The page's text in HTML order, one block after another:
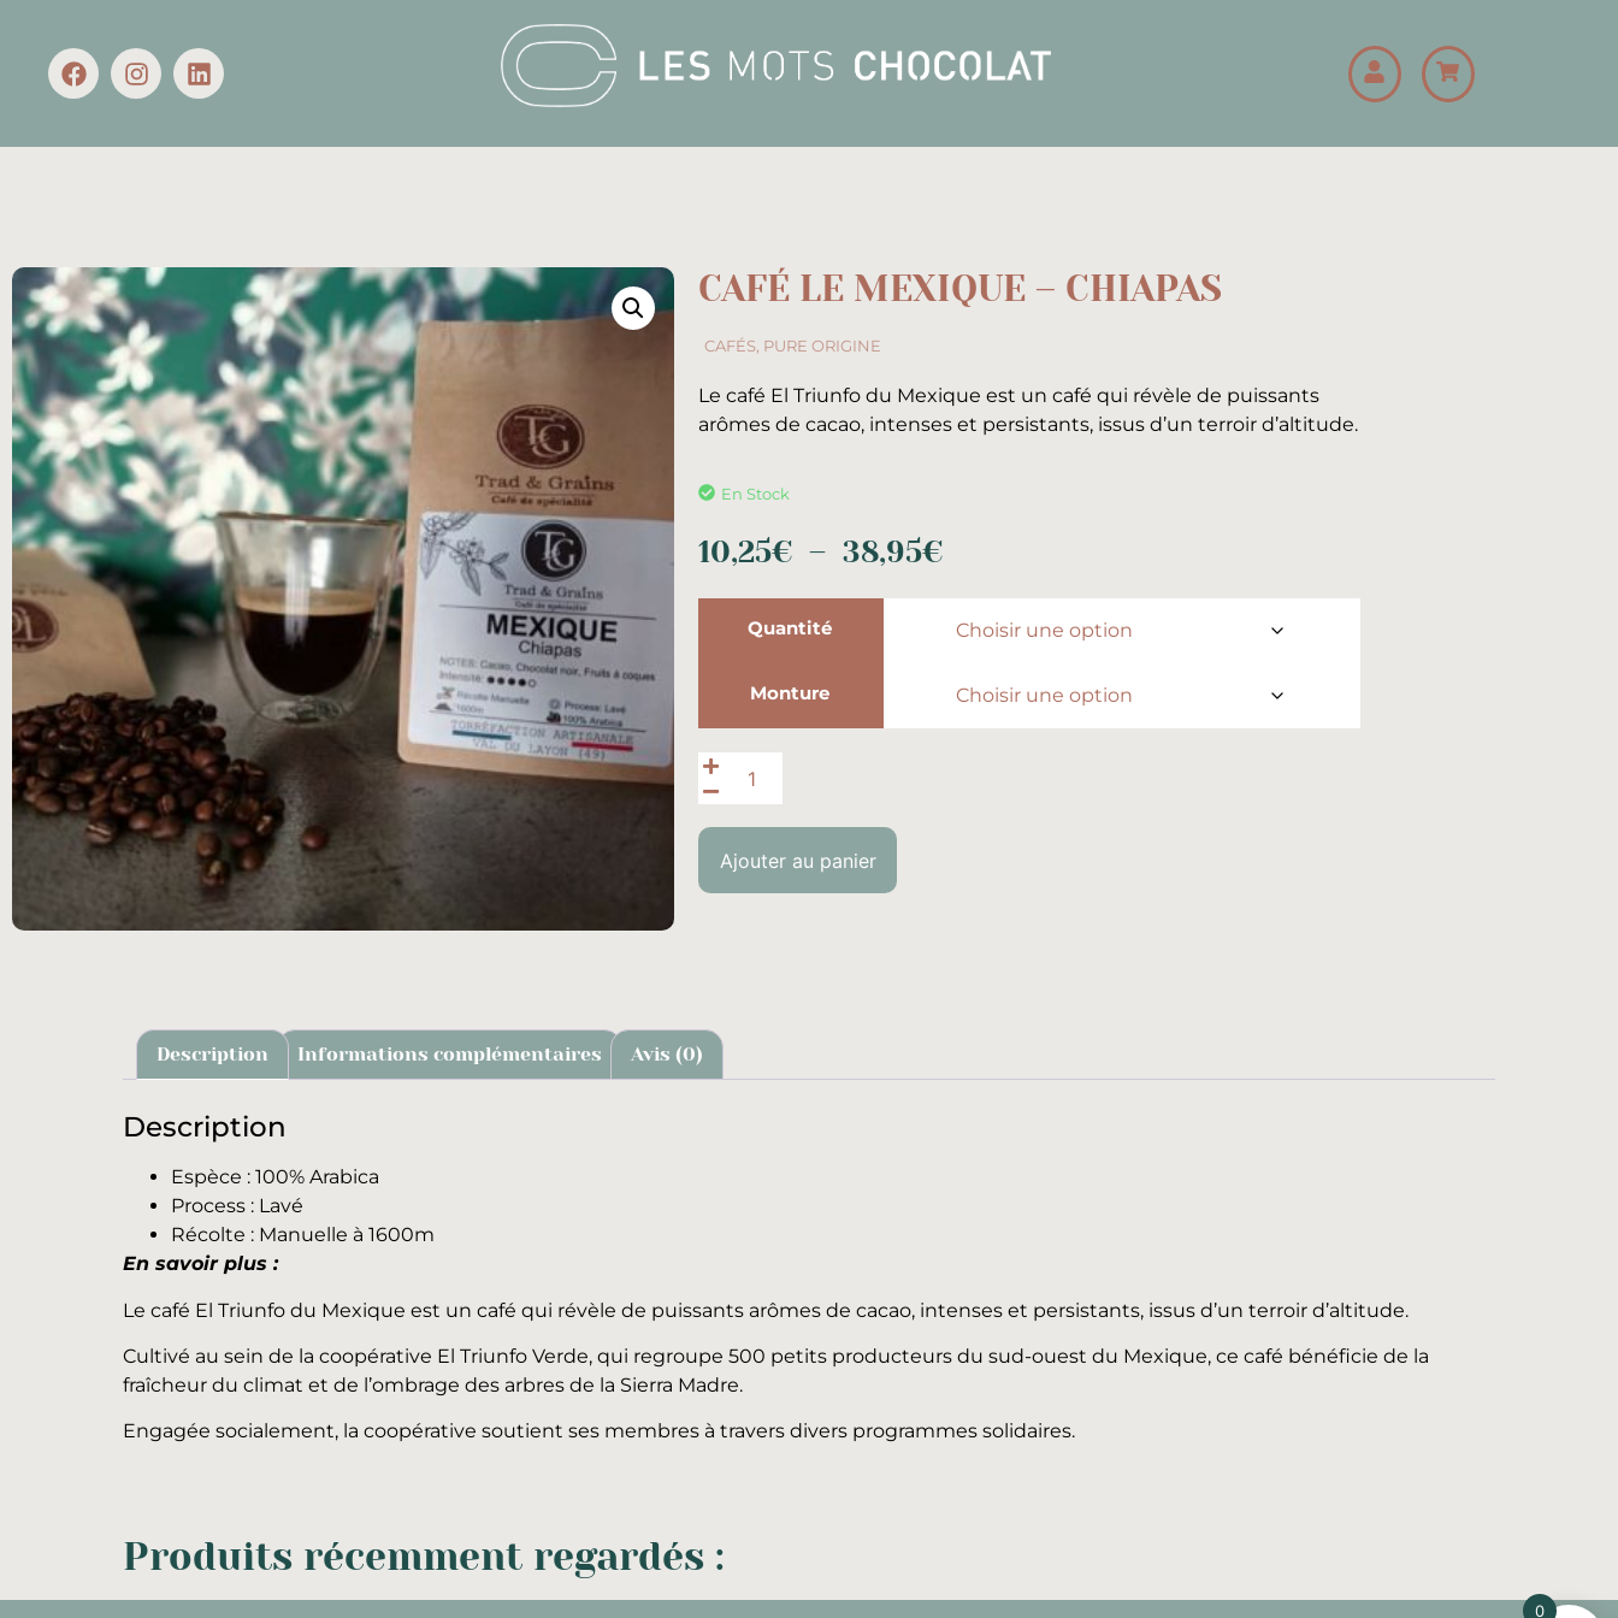
CAFÉ LE MEXIQUE – CHIAPAS
CAFÉS PURE ORIGINE
Le café El Triunfo du Mexique est un café qui révèle de puissants
arômes de cacao, intenses et persistants, issus d’un terroir d’altitude.
En Stock
10,25€ – 38,95€
Quantité
Monture
Ajouter au panier
Description Informations complémentaires Avis (0)
Description
Espèce : 100% Arabica
Process : Lavé
Récolte : Manuelle à 1600m
En savoir plus :
Le café El Triunfo du Mexique est un café qui révèle de puissants arômes de cacao, intenses et persistants, issus d’un terroir d’altitude.
Cultivé au sein de la coopérative El Triunfo Verde, qui regroupe 500 petits producteurs du sud-ouest du Mexique, ce café bénéficie de la
fraîcheur du climat et de l’ombrage des arbres de la Sierra Madre.
Engagée socialement, la coopérative soutient ses membres à travers divers programmes solidaires.
Produits récemment regardés :
0